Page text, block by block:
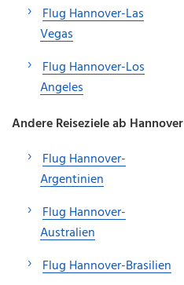
Flug Hannover-Las
Vegas
Flug Hannover-Los
Angeles
Andere Reiseziele ab Hannover
Flug Hannover-
Argentinien
Flug Hannover-
Australien
Flug Hannover-Brasilien